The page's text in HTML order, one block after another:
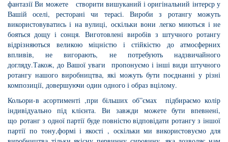
фантазії Ви можете створити вишуканий і оригінальний інтерєр у
Вашій оселі, ресторані чи терасі. Вироби з ротангу можуть
використовуватись і на вулиці, оскільки вони легко миються і не
бояться дощу і сонця. Виготовлені виробів з штучного ротангу
відрізняються великою міцністю і стійкістю до атмосферних
впливів, не вигорають, не потребують надзвичайного
догляду.Також, до Вашої уваги пропонуємо і інші види штучного
ротангу нашого виробництва, які можуть бути поєднанні у різні
композиції, довершуючи один одного і образ вцілому.
Кольори-в асортименті ,при більших об”ємах підбираємо колір
індивідуально під клієнта. Ви завжди можете бути впевнені,
що ротанг з одної партії буде повністю відповідати ротангу з іншої
партії по тону,формі і якості , оскільки ми використовуємо для